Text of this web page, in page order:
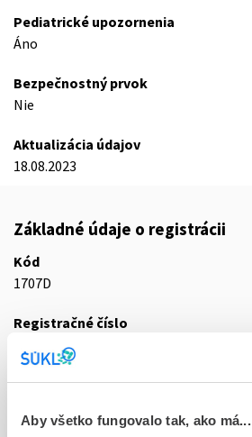
Aby všetko fungovalo tak, ako má...
Pediatrické upozornenia
Áno
Bezpečnostný prvok
Nie
Aktualizácia údajov
18.08.2023
Základné údaje o registrácii
Kód
1707D
Registračné číslo
76/0178/19-S
Doplnok